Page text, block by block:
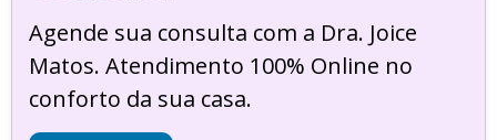
Agende sua consulta com a Dra. Joice
Matos. Atendimento 100% Online no
conforto da sua casa.